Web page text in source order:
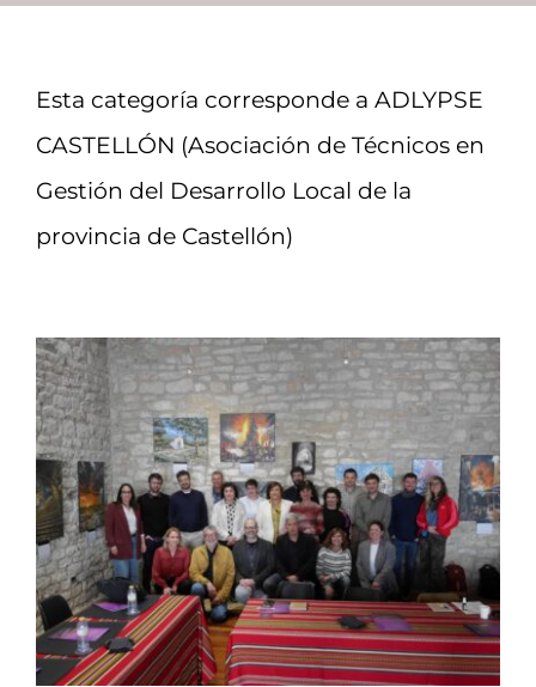
Contacto
Asóciate
Esta categoría corresponde a ADLYPSE
CASTELLÓN (Asociación de Técnicos en
Gestión del Desarrollo Local de la
provincia de Castellón)
RESINA sitúa la
resiliencia rural en el
centro del desarrollo local
ADLYPSE Castellón
Asociacionismo y
participación Comunicados Desarrollo rural
Encuentro Comarcal Desarrollo